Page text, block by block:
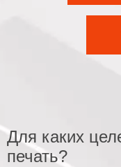
Для каких
печать?